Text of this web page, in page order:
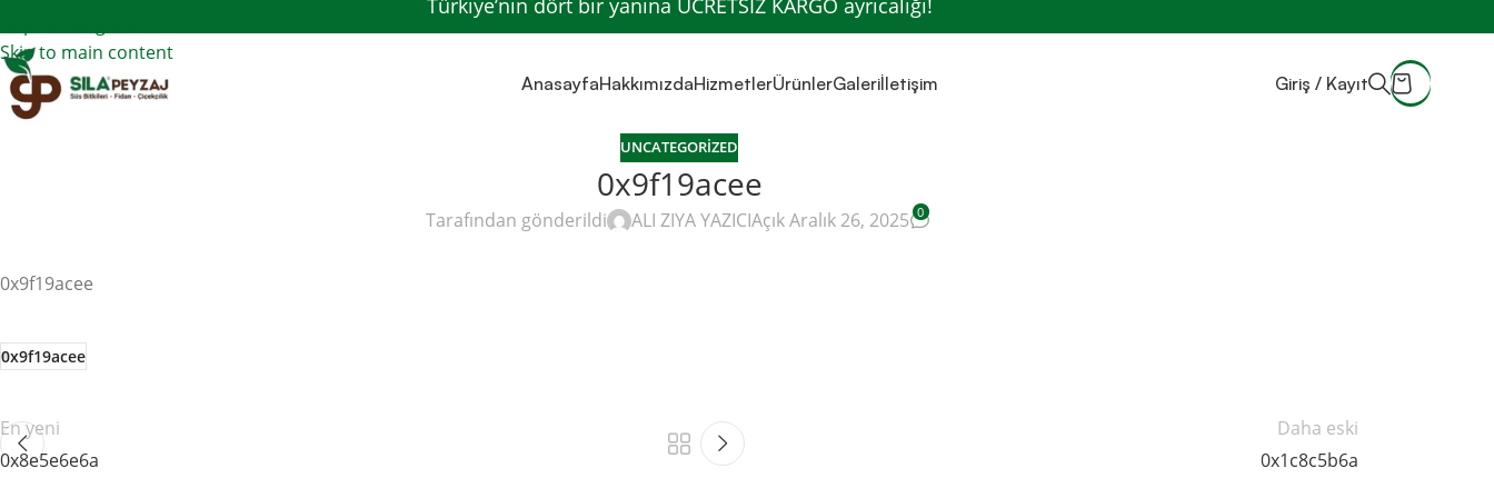
Skip to main content
AnasayfaHakkımızdaHizmetlerÜrünlerGaleriİletişim Giriş / Kayıt
UNCATEGORIZED
0x9f19acee
Tarafından gönderildi ALI ZIYA YAZICIAçık Aralık 26, 2025 0
0x9f19acee
0x9f19acee
En yeni
0x8e5e6e6a
Daha eski
0x1c8c5b6a